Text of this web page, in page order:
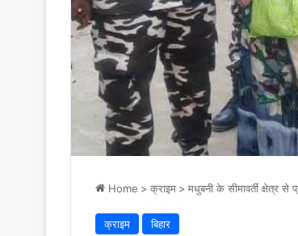
Home > क्राइम > मधुबनी के सीमावर्ती क्षेत्र
क्राइम बिहार